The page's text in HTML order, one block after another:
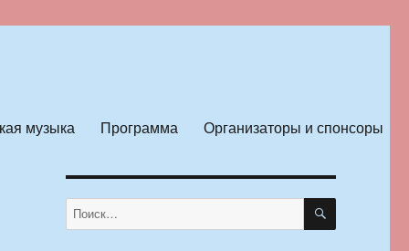
музыка Программа Организаторы и спонсоры
Искать: ПОИСК